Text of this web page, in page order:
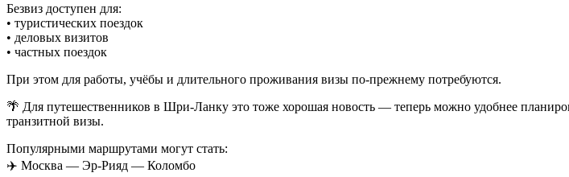
Безвиз доступен для:
• туристических поездок
• деловых визитов
• частных поездок
При этом для работы, учёбы и длительного проживания визы по-прежнему потребуются.
🌴 Для путешественников в Шри-Ланку это тоже хорошая новость — теперь можно удобнее
транзитной визы.
Популярными маршрутами могут стать:
✈️ Москва — Эр-Рияд — Коломбо